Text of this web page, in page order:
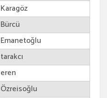
Karagöz
Bürcü
Emanetoğlu
tarakcı
eren
Özreisoğlu